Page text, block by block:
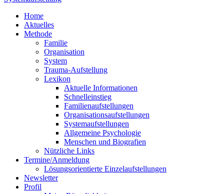
Home
Aktuelles
Methode
Familie
Organisation
System
Trauma-Aufstellung
Lexikon
Aktuelle Informationen
Schnelleinstieg
Familienaufstellungen
Organisationsaufstellungen
Systemaufstellungen
Allgemeine Psychologie
Menschen und Biografien
Nützliche Links
Termine/Anmeldung
Lösungsorientierte Einzelaufstellungen
Newsletter
Profil